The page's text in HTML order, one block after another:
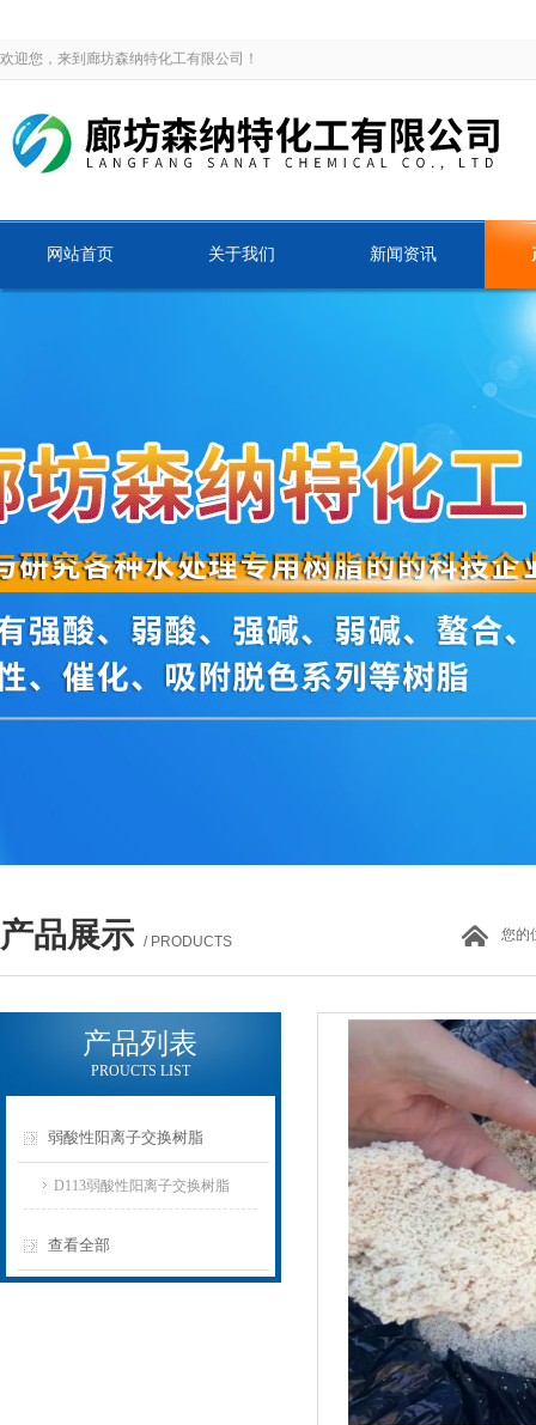
欢迎您，来到廊坊森纳特化工有限公司！
网站首页 关于我们 新闻资讯
产品展示 / PRODUCTS 您的
产品列表
PROUCTS LIST
弱酸性阳离子交换树脂
D113弱酸性阳离子交换树脂
查看全部